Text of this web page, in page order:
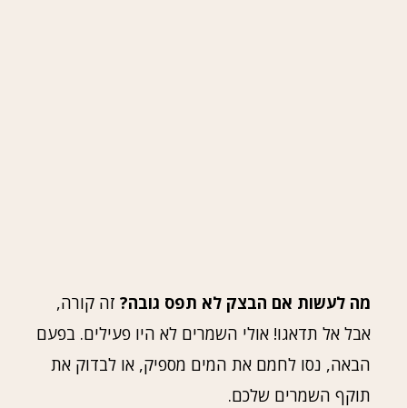
מה לעשות אם הבצק לא תפס גובה? זה קורה,
אבל אל תדאגו! אולי השמרים לא היו פעילים. בפעם
הבאה, נסו לחמם את המים מספיק, או לבדוק את
תוקף השמרים שלכם.